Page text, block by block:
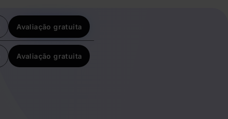
Avaliação gratuita
Avaliação gratuita